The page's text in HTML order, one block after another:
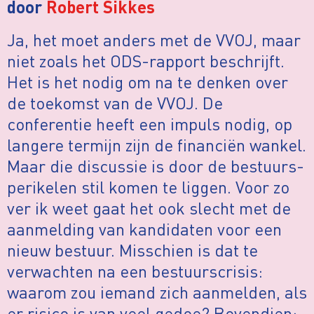
door Robert Sikkes
Ja, het moet anders met de VVOJ, maar
niet zoals het ODS-rapport beschrijft.
Het is het nodig om na te denken over
de toekomst van de VVOJ. De
conferentie heeft een impuls nodig, op
langere termijn zijn de financiën wankel.
Maar die discussie is door de bestuurs-
perikelen stil komen te liggen. Voor zo
ver ik weet gaat het ook slecht met de
aanmelding van kandidaten voor een
nieuw bestuur. Misschien is dat te
verwachten na een bestuurscrisis:
waarom zou iemand zich aanmelden, als